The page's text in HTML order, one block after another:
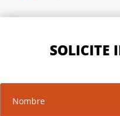
SOLICITE